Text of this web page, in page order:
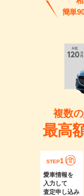
簡単
複数
最高
STEP1
愛車情報を
入力して
査定申し込み